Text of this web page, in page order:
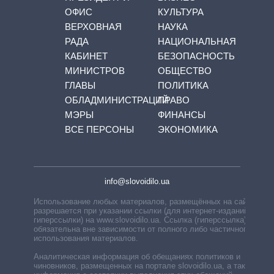
ОФИС
ВЕРХОВНАЯ
РАДА
КАБИНЕТ
МИНИСТРОВ
ГЛАВЫ
ОБЛАДМИНИСТРАЦИЙ
МЭРЫ
ВСЕ ПЕРСОНЫ
КУЛЬТУРА
НАУКА
НАЦИОНАЛЬНАЯ
БЕЗОПАСНОСТЬ
ОБЩЕСТВО
ПОЛИТИКА
ПРАВО
ФИНАНСЫ
ЭКОНОМИКА
info@slovoidilo.ua
Использование любых материалов, размещённых на сайте,
разрешается при указании ссылки (для интернет-изданий —
гиперссылки) на www.slovoidilo.ua. Ссылка (гиперссылка)
обязательна вне зависимости от полного либо частичного
использования материалов.
Аналитическая информация об обещаниях политиков и
чиновников, размещенных на портале slovoidilo.ua, а также